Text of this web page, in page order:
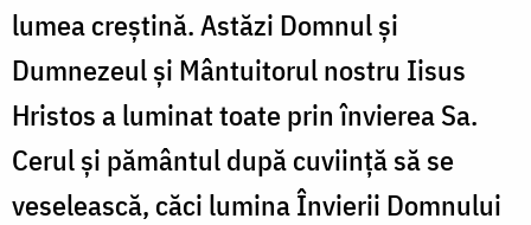
lumea creștină. Astăzi Domnul și
Dumnezeul și Mântuitorul nostru Iisus
Hristos a luminat toate prin învierea Sa.
Cerul și pământul după cuviință să se
veselească, căci lumina Învierii Domnului